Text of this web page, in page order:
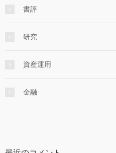
書評
研究
資産運用
金融